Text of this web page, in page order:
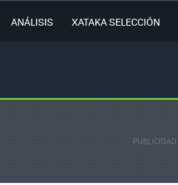
ANÁLISIS XATAKA SELECCIÓN